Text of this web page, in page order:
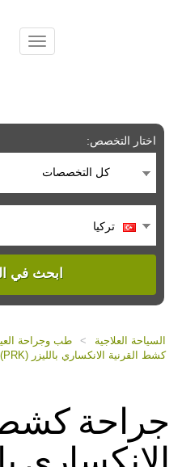
اختار التخصص:
كل التخصصات
تركيا
ابحث في
السياحة العلاجية > طب وجراحة
كشط القرنية الانكساري بالليزر (PRK) في إسطنبول
جراحة كشط